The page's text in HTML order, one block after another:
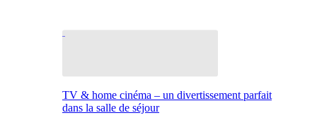
TV & home cinéma – un divertissement parfait
dans la salle de séjour